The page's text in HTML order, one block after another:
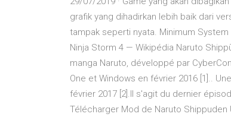
grafik yang dihadirkan lebih baik dari
tampak seperti nyata. Minimum
Ninja Storm 4 — Wikipédia Naruto
manga Naruto, développé par
One et Windows en février 2016 [1]..
février 2017 [2].Il s'agit du dernier
Télécharger Mod de Naruto Shippuden